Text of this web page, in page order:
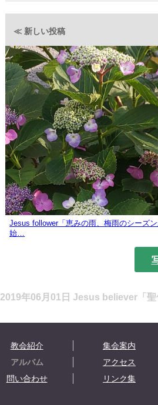
≪ 新しい投稿
Jesus follower「恵みの雨、梅雨のシーズ
始…
2019年06月01日 Jesus believer「
教会紹介
集会案内
アルバム
アクセス
問い合わせ リンク集